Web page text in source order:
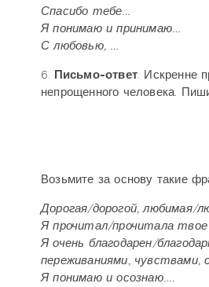
Спасибо тебе…
Я понимаю и принимаю…
С любовью, …
6. Письмо-ответ. Искренне
непрощенного человека.
Возьмите за основу такие
Дорогая/дорогой,
Я прочитал/прочитала
Я очень благодарен/
переживаниями, чувствами,
Я понимаю и осознаю….